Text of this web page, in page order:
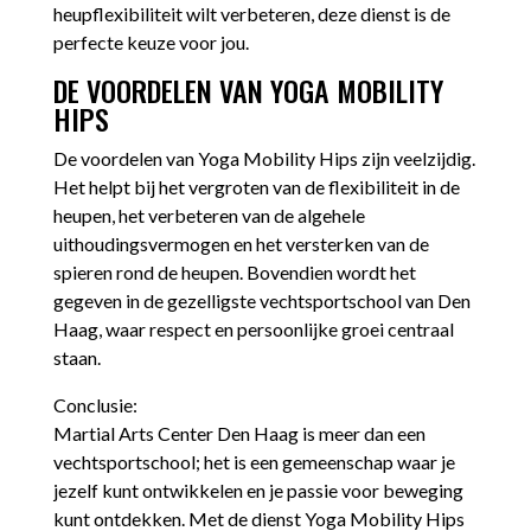
heupflexibiliteit wilt verbeteren, deze dienst is de
perfecte keuze voor jou.
DE VOORDELEN VAN YOGA MOBILITY
HIPS
De voordelen van Yoga Mobility Hips zijn veelzijdig.
Het helpt bij het vergroten van de flexibiliteit in de
heupen, het verbeteren van de algehele
uithoudingsvermogen en het versterken van de
spieren rond de heupen. Bovendien wordt het
gegeven in de gezelligste vechtsportschool van Den
Haag, waar respect en persoonlijke groei centraal
staan.
Conclusie:
Martial Arts Center Den Haag is meer dan een
vechtsportschool; het is een gemeenschap waar je
jezelf kunt ontwikkelen en je passie voor beweging
kunt ontdekken. Met de dienst Yoga Mobility Hips